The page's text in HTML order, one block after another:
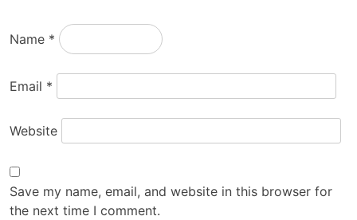
Name *
Email *
Website
Save my name, email, and website in this browser for
the next time I comment.